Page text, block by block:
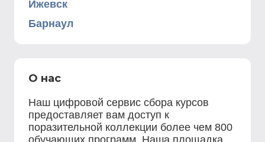
Ижевск
Барнаул
О нас
Наш цифровой сервис сбора курсов
предоставляет вам доступ к
поразительной коллекции более чем 800
обучающих программ. Наша площадка